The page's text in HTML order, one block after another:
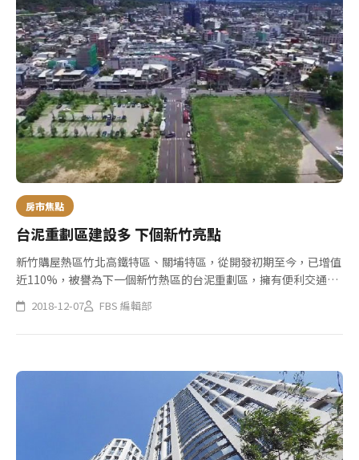
房市焦點
台泥重劃區建設多 下個新竹亮點
新竹購屋熱區竹北高鐵特區、關埔特區，從開發初期至今，已增值
近110%，被譽為下一個新竹熱區的台泥重劃區，擁有便利交通及
建設規劃，吸引指標建商進駐推案，打出1字頭親民房價。
2018-12-07 FBS 編輯部